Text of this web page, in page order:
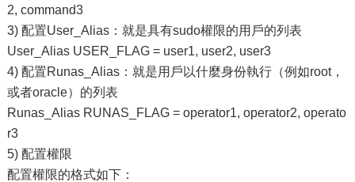
2, command3
3) 配置User_Alias：就是具有sudo權限的用戶的列表
User_Alias USER_FLAG = user1, user2, user3
4) 配置Runas_Alias：就是用戶以什麼身份執行（例如root，
或者oracle）的列表
Runas_Alias RUNAS_FLAG = operator1, operator2, operato
r3
5) 配置權限
配置權限的格式如下：